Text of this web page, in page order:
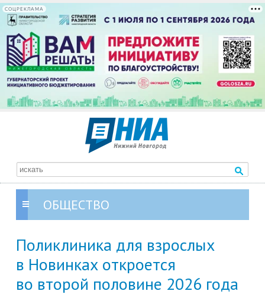
СОЦРЕКЛАМА
ОБЩЕСТВО
Поликлиника для взрослых
в Новинках откроется
во второй половине 2026 года